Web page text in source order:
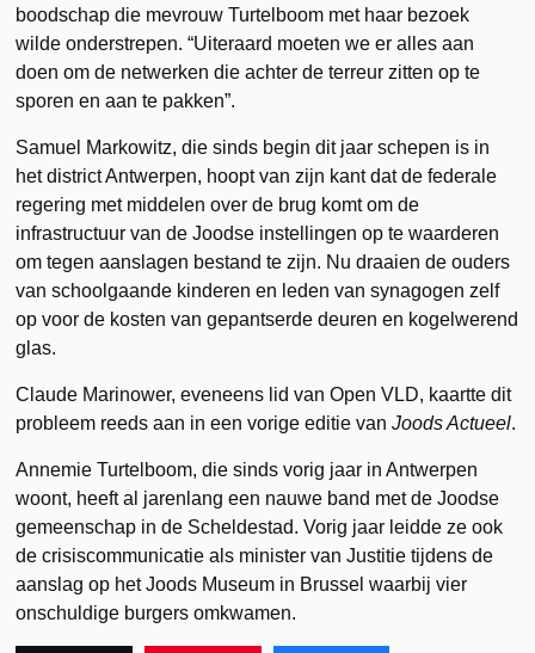
boodschap die mevrouw Turtelboom met haar bezoek
wilde onderstrepen. “Uiteraard moeten we er alles aan
doen om de netwerken die achter de terreur zitten op te
sporen en aan te pakken”.
Samuel Markowitz, die sinds begin dit jaar schepen is in
het district Antwerpen, hoopt van zijn kant dat de federale
regering met middelen over de brug komt om de
infrastructuur van de Joodse instellingen op te waarderen
om tegen aanslagen bestand te zijn. Nu draaien de ouders
van schoolgaande kinderen en leden van synagogen zelf
op voor de kosten van gepantserde deuren en kogelwerend
glas.
Claude Marinower, eveneens lid van Open VLD, kaartte dit
probleem reeds aan in een vorige editie vanJoods Actueel.
Annemie Turtelboom, die sinds vorig jaar in Antwerpen
woont, heeft al jarenlang een nauwe band met de Joodse
gemeenschap in de Scheldestad. Vorig jaar leidde ze ook
de crisiscommunicatie als minister van Justitie tijdens de
aanslag op het Joods Museum in Brussel waarbij vier
onschuldige burgers omkwamen.